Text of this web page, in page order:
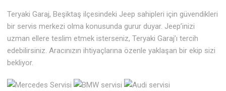
Teryaki Garaj, Beşiktaş ilçesindeki Jeep sahipleri için güvendikleri
bir servis merkezi olma konusunda gurur duyar. Jeep’inizi
uzman ellere teslim etmek isterseniz, Teryaki Garaj’ı tercih
edebilirsiniz. Aracınızın ihtiyaçlarına özenle yaklaşan bir ekip sizi
bekliyor.